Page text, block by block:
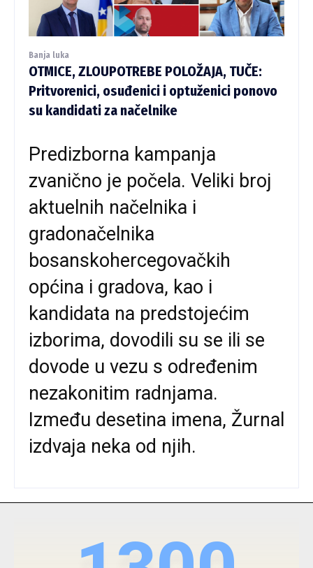
Banja luka
OTMICE, ZLOUPOTREBE POLOŽAJA, TUČE:
Pritvorenici, osuđenici i optuženici ponovo
su kandidati za načelnike
Predizborna kampanja
zvanično je počela. Veliki broj
aktuelnih načelnika i
gradonačelnika
bosanskohercegovačkih
općina i gradova, kao i
kandidata na predstojećim
izborima, dovodili su se ili se
dovode u vezu s određenim
nezakonitim radnjama.
Između desetina imena, Žurnal
izdvaja neka od njih.